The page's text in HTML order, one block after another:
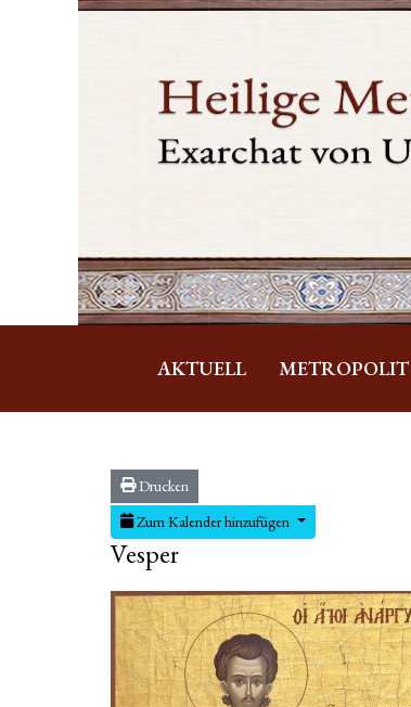
AKTUELL METROPOLIT
Drucken
Zum Kalender hinzufügen
Vesper